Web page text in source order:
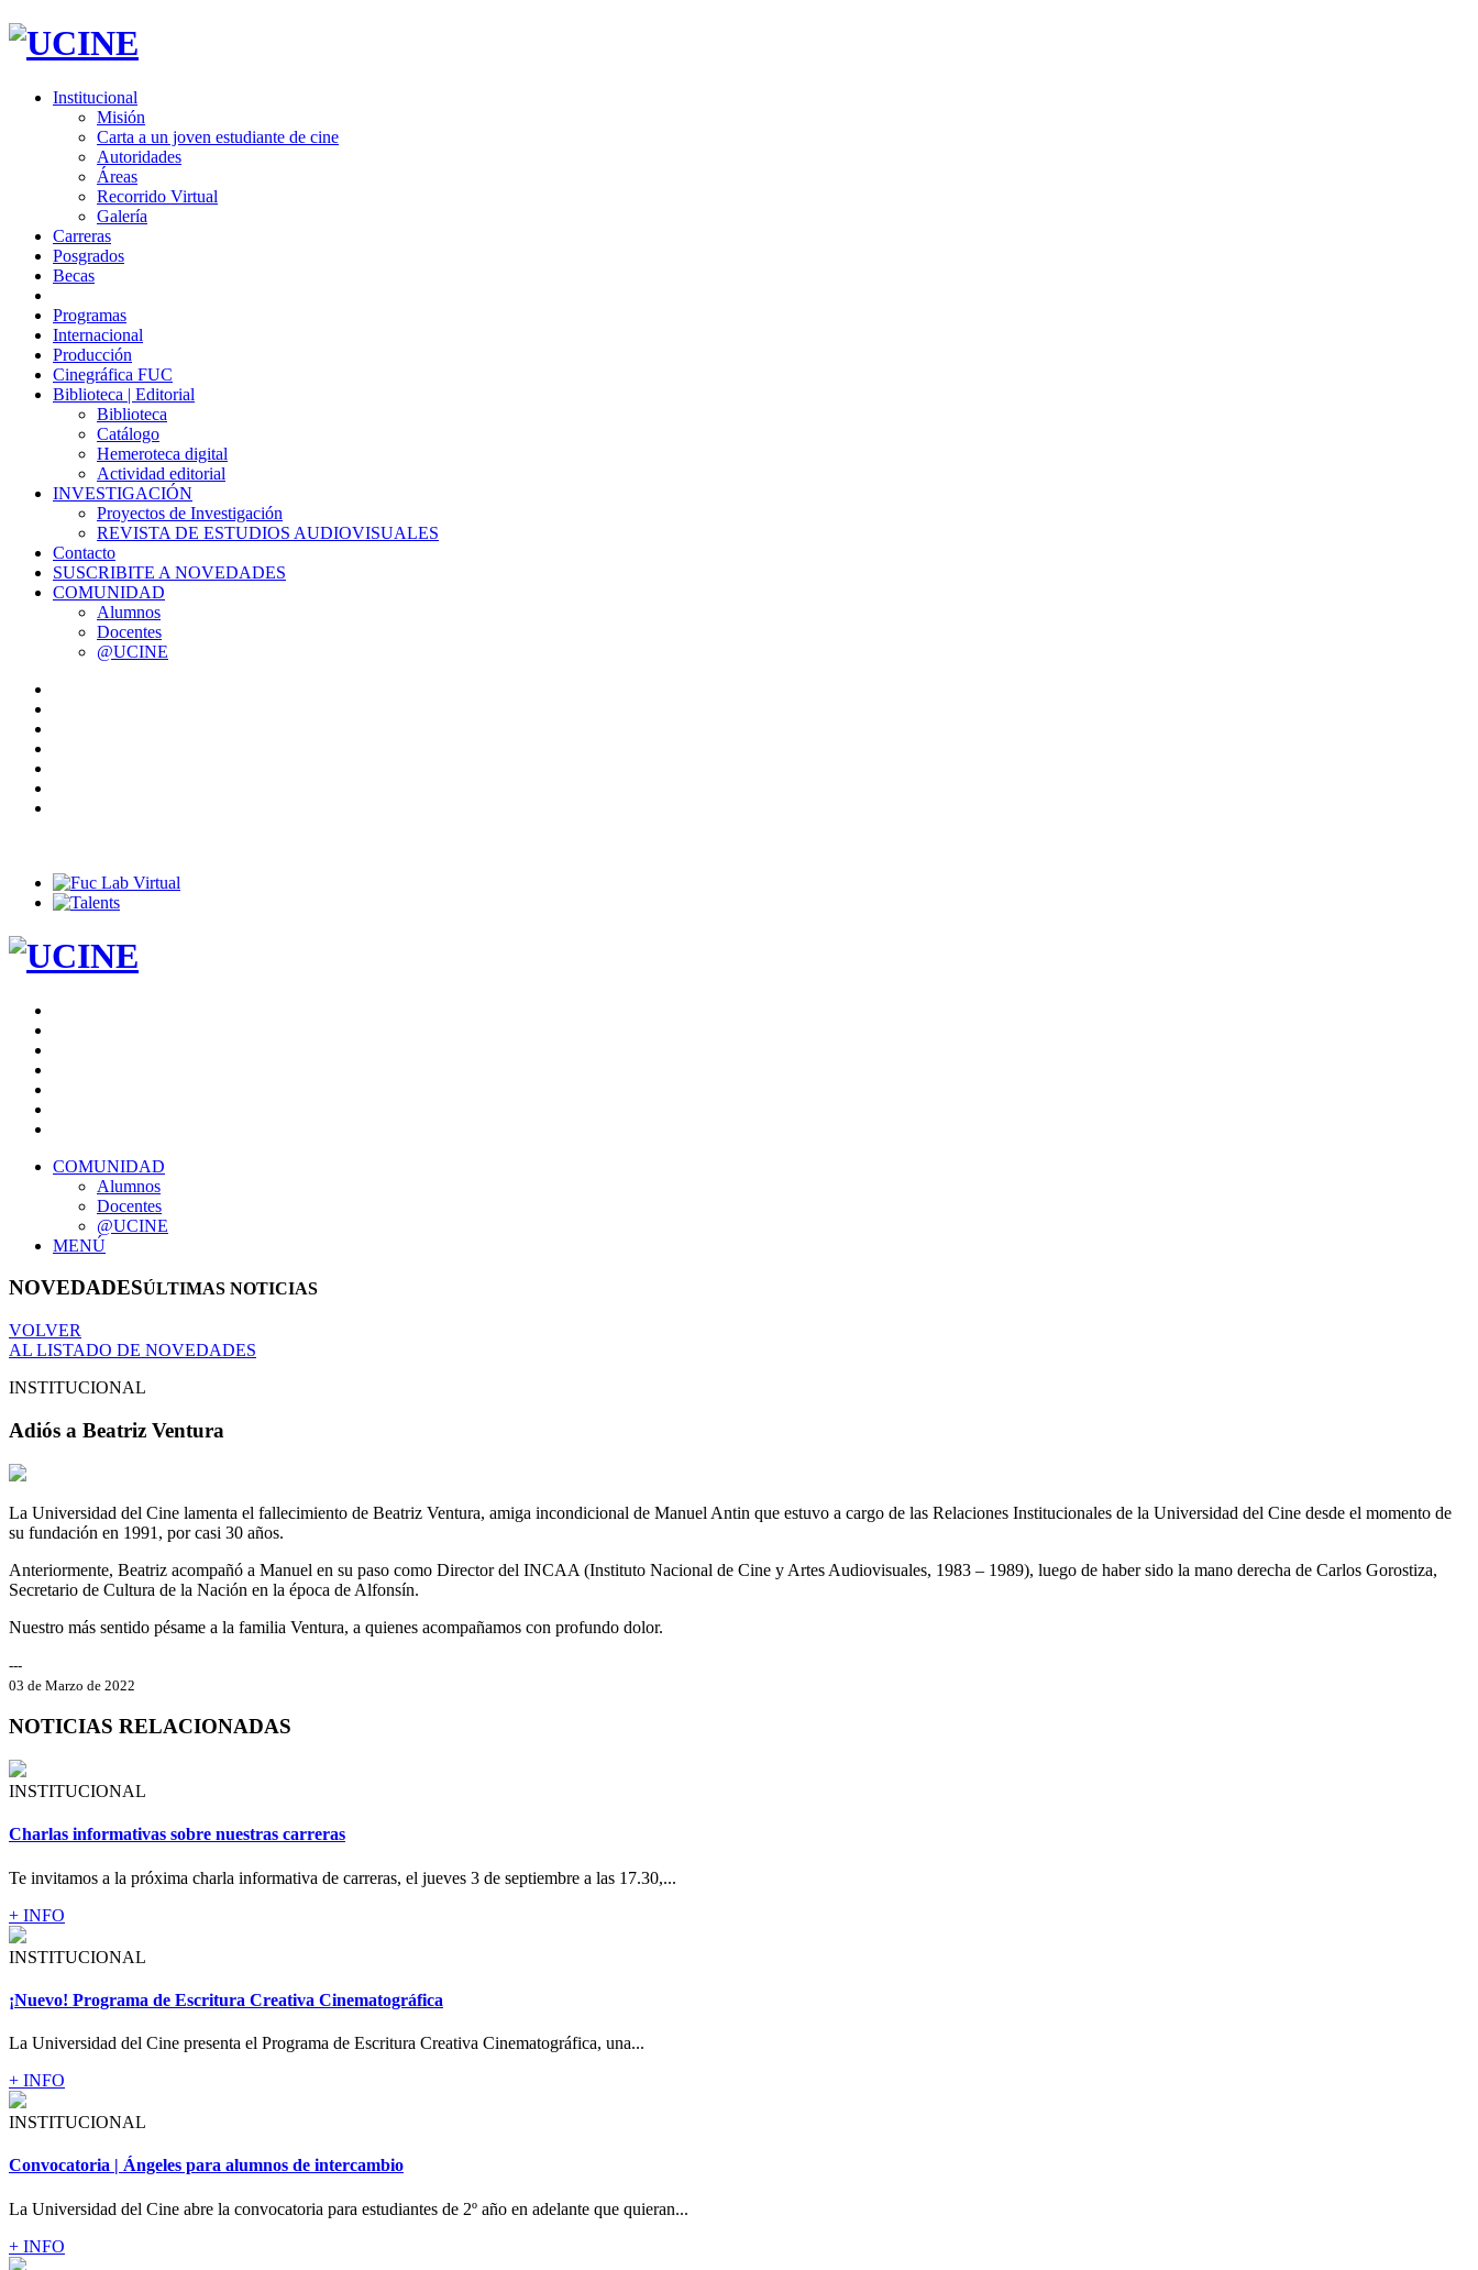
Institucional
Misión
Carta a un joven estudiante de cine
Autoridades
Áreas
Recorrido Virtual
Galería
Carreras
Posgrados
Becas
Programas
Internacional
Producción
Cinegráfica FUC
Biblioteca | Editorial
Biblioteca
Catálogo
Hemeroteca digital
Actividad editorial
INVESTIGACIÓN
Proyectos de Investigación
REVISTA DE ESTUDIOS AUDIOVISUALES
Contacto
SUSCRIBITE A NOVEDADES
COMUNIDAD
Alumnos
Docentes
@UCINE
COMUNIDAD
Alumnos
Docentes
@UCINE
MENÚ
NOVEDADESÚLTIMAS NOTICIAS
VOLVER
AL LISTADO DE NOVEDADES
INSTITUCIONAL
Adiós a Beatriz Ventura
La Universidad del Cine lamenta el fallecimiento de Beatriz Ventura, amiga incondicional de Manuel Antin que estuvo a cargo de las Relaciones Institucionales de la Universidad del Cine desde el momento de
su fundación en 1991, por casi 30 años.
Anteriormente, Beatriz acompañó a Manuel en su paso como Director del INCAA (Instituto Nacional de Cine y Artes Audiovisuales, 1983 – 1989), luego de haber sido la mano derecha de Carlos Gorostiza,
Secretario de Cultura de la Nación en la época de Alfonsín.
Nuestro más sentido pésame a la familia Ventura, a quienes acompañamos con profundo dolor.
---
03 de Marzo de 2022
NOTICIAS RELACIONADAS
INSTITUCIONAL
Charlas informativas sobre nuestras carreras
Te invitamos a la próxima charla informativa de carreras, el jueves 3 de septiembre a las 17.30,...
+ INFO
INSTITUCIONAL
¡Nuevo! Programa de Escritura Creativa Cinematográfica
La Universidad del Cine presenta el Programa de Escritura Creativa Cinematográfica, una...
+ INFO
INSTITUCIONAL
Convocatoria | Ángeles para alumnos de intercambio
La Universidad del Cine abre la convocatoria para estudiantes de 2º año en adelante que quieran...
+ INFO